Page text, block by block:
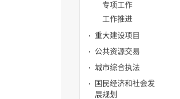
专项工作
工作推进
重大建设项目
公共资源交易
城市综合执法
国民经济和社会发
展规划